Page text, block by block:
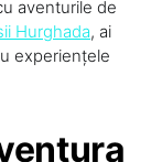
aventurile de
Hurghada, ai
experiențele